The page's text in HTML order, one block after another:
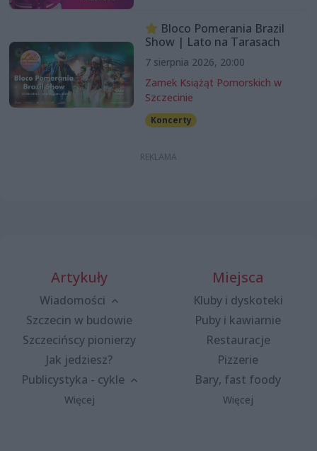
Bloco Pomerania Brazil
Show | Lato na Tarasach
7 sierpnia 2026, 20:00
Zamek Książąt Pomorskich w
Szczecinie
Koncerty
Artykuły
Wiadomości
Szczecin w budowie
Szczecińscy pionierzy
Jak jedziesz?
Publicystyka - cykle
Więcej
Miejsca
Kluby i dyskoteki
Puby i kawiarnie
Restauracje
Pizzerie
Bary, fast foody
Więcej